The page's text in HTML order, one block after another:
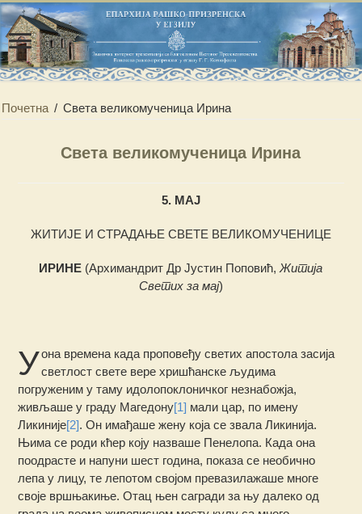
Почетна / Света великомученица Ирина
Света великомученица Ирина
5. МАЈ
ЖИТИЈЕ И СТРАДАЊЕ СВЕТЕ ВЕЛИКОМУЧЕНИЦЕ
ИРИНЕ (Архимандрит Др Јустин Поповић,Житија
Светих за мај)
Уона времена када проповеђу светих апостола засија
светлост свете вере хришћанске људима
погруженим у таму идолопоклоничког незнабожја,
живљаше у граду Магедону[1] мали цар, по имену
Ликиније[2]. Он имађаше жену која се звала Ликинија.
Њима се роди кћер коју назваше Пенелопа. Када она
поодрасте и напуни шест година, показа се необично
лепа у лицу, те лепотом својом превазилажаше многе
своје вршњакиње. Отац њен сагради за њу далеко од